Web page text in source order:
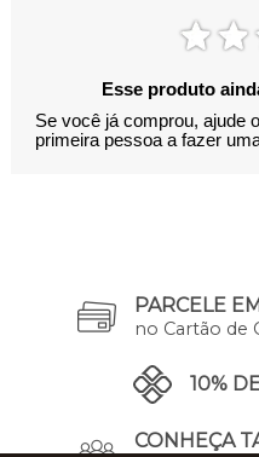
Esse produto
Se você já comprou, ajude
primeira pessoa a fazer
PARCELE
no Cartão de
10%
CONHEÇA